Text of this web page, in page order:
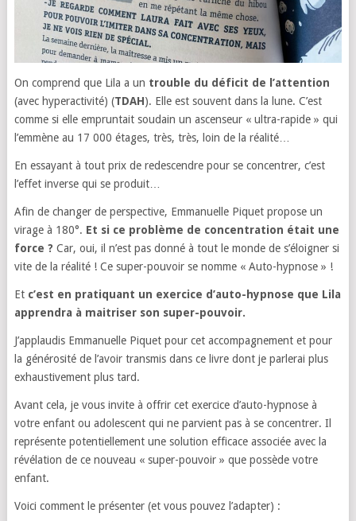
On comprend que Lila a un trouble du déficit de l’attention
(avec hyperactivité) (TDAH). Elle est souvent dans la lune. C’est
comme si elle empruntait soudain un ascenseur « ultra-rapide » qui
l’emmène au 17 000 étages, très, très, loin de la réalité…
En essayant à tout prix de redescendre pour se concentrer, c’est
l’effet inverse qui se produit…
Afin de changer de perspective, Emmanuelle Piquet propose un
virage à 180°. Et si ce problème de concentration était une
force ? Car, oui, il n’est pas donné à tout le monde de s’éloigner si
vite de la réalité ! Ce super-pouvoir se nomme « Auto-hypnose » !
Et c’est en pratiquant un exercice d’auto-hypnose que Lila
apprendra à maitriser son super-pouvoir.
J’applaudis Emmanuelle Piquet pour cet accompagnement et pour
la générosité de l’avoir transmis dans ce livre dont je parlerai plus
exhaustivement plus tard.
Avant cela, je vous invite à offrir cet exercice d’auto-hypnose à
votre enfant ou adolescent qui ne parvient pas à se concentrer. Il
représente potentiellement une solution efficace associée avec la
révélation de ce nouveau « super-pouvoir » que possède votre
enfant.
Voici comment le présenter (et vous pouvez l’adapter) :